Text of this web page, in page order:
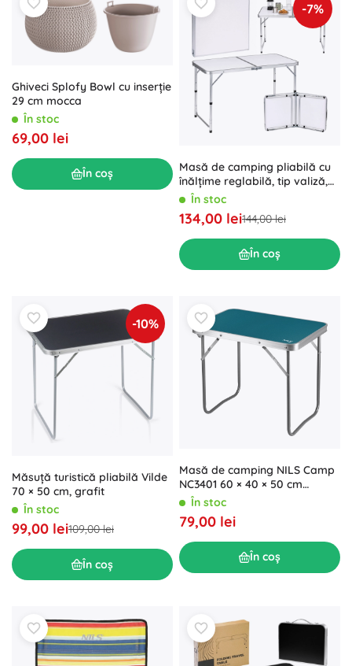
Ghiveci Splofy Bowl cu inserție
29 cm mocca
În stoc
69,00 lei
În coș
-7%
Masă de camping pliabilă cu
înălțime reglabilă, tip valiză,
albăÎn stoc
134,00 lei144,00 lei
În coș
-10%
Măsuță turistică pliabilă Vilde
70 × 50 cm, grafit
În stoc
99,00 lei109,00 lei
În coș
Masă de camping NILS Camp
NC3401 60 × 40 × 50 cm
albastră
În stoc
79,00 lei
În coș